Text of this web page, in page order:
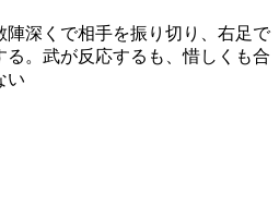
深くで相手を振り切り、右足で
。武が反応するも、惜しくも合
い